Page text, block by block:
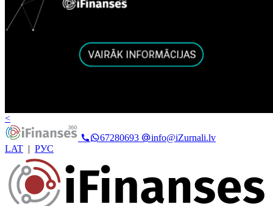
<
67280693
info@iZurnali.lv
LAT | РУС